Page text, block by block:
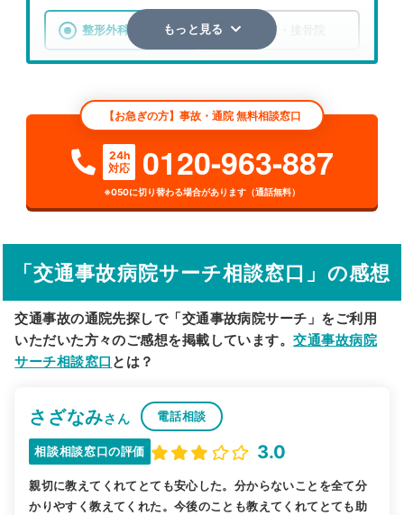
整形外科 整骨院・接骨院
検索する
詳細条件で絞り込む
その他の検索方法
駅から探す 院名から探す
もっと見る
【お急ぎの方】事故・通院 無料相談窓口
24h
対応
0120-963-887
※050に切り替わる場合があります（通話無料）
「交通事故病院サーチ相談窓口」の感想
交通事故の通院先探しで「交通事故病院サーチ」をご利用
いただいた方々のご感想を掲載しています。交通事故病院
サーチ相談窓口 とは？
さざなみさん 電話相談
相談相談窓口の評価 3.0
親切に教えてくれてとても安心した。分からないことを全て分
かりやすく教えてくれた。今後のことも教えてくれてとても助